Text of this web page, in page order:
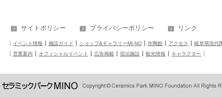
サイトポリシー プライバシーポリシー リンク
イベント情報 施設ガイド ショップ&ギャラリーMI-NO 作陶館 アクセス
岐阜県現代
営業案内
オフィシャルイベント 広告掲載 宿泊施設 観光情報 キャラクター